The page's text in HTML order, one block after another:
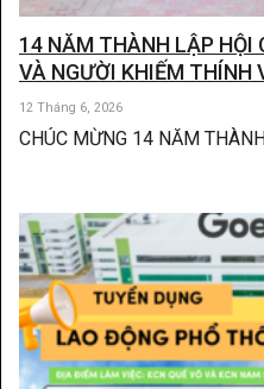
14 NĂM THÀNH LẬP HỘI
VÀ NGƯỜI KHIẾM THÍNH
12 Tháng 6, 2026
CHÚC MỪNG 14 NĂM